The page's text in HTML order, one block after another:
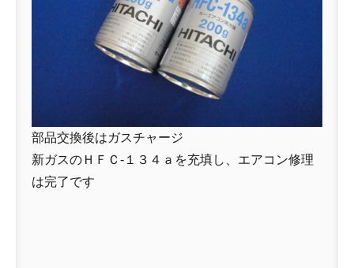
部品交換後はガスチャージ
新ガスのＨＦＣ-１３４ａを充填し、エアコン修理
は完了です